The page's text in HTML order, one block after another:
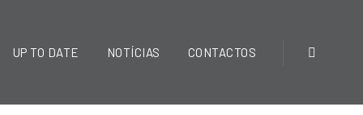
UP TO DATE NOTÍCIAS CONTACTOS